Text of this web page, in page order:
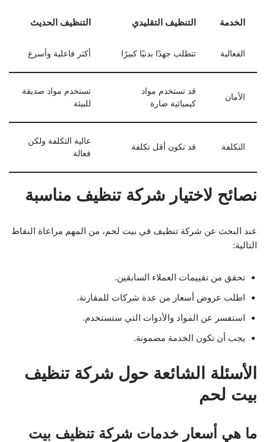
الخدمة التنظيف التقليدي التنظيف الحديث
الفعالية تتطلب جهدًا بدنيًا كبيرًا أكثر فاعلية وأسرع
الأمان
قد تستخدم مواد
كيميائية ضارة
تستخدم مواد صديقة
للبيئة
التكلفة قد تكون أقل تكلفة
عالية التكلفة ولكن
فعالة
نصائح لاختيار شركة تنظيف مناسبة
عند البحث عن شركة تنظيف في بيت لحم، من المهم مراعاة النقاط
التالية:
تحقق من تقييمات العملاء السابقين.
اطلب عروض أسعار من عدة شركات للمقارنة.
استفسر عن المواد والأدوات التي ستستخدم.
يجب أن تكون الخدمة مضمونة.
الأسئلة الشائعة حول شركة تنظيف
بيت لحم
ما هي أسعار خدمات شركة تنظيف بيت